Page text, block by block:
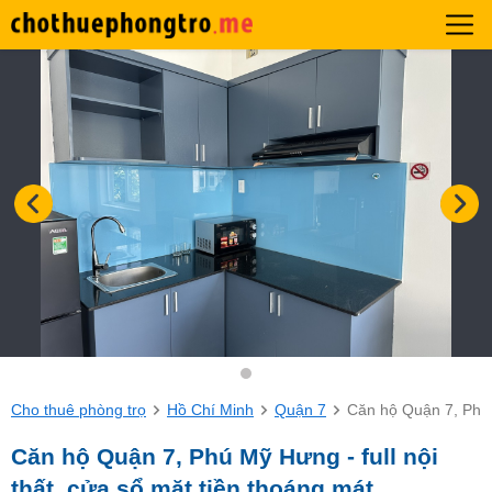
Cho thuê phòng trọ Hồ Chí Minh Quận 7 Căn hộ Quận 7,
Căn hộ Quận 7, Phú Mỹ Hưng - full nội